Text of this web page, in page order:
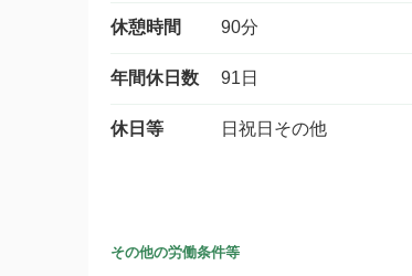
休憩時間 90分
年間休日数 91日
休日等 日祝日その他
その他の労働条件等